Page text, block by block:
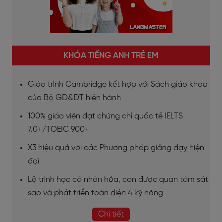
KHÓA TIẾNG ANH TRẺ EM
Giáo trình Cambridge kết hợp với Sách giáo khoa
của Bộ GD&ĐT hiện hành
100% giáo viên đạt chứng chỉ quốc tế IELTS
7.0+/TOEIC 900+
X3 hiệu quả với các Phương pháp giảng dạy hiện
đại
Lộ trình học cá nhân hóa, con được quan tâm sát
sao và phát triển toàn diện 4 kỹ năng
Chi tiết